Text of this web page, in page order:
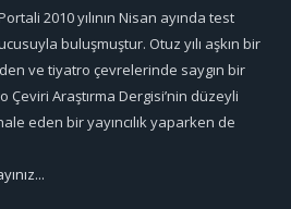
2010 yılının Nisan ayında test
buluşmuştur. Otuz yılı aşkın bir
ve tiyatro çevrelerinde saygın bir
Araştırma Dergisi’nin düzeyli
eden bir yayıncılık yaparken de